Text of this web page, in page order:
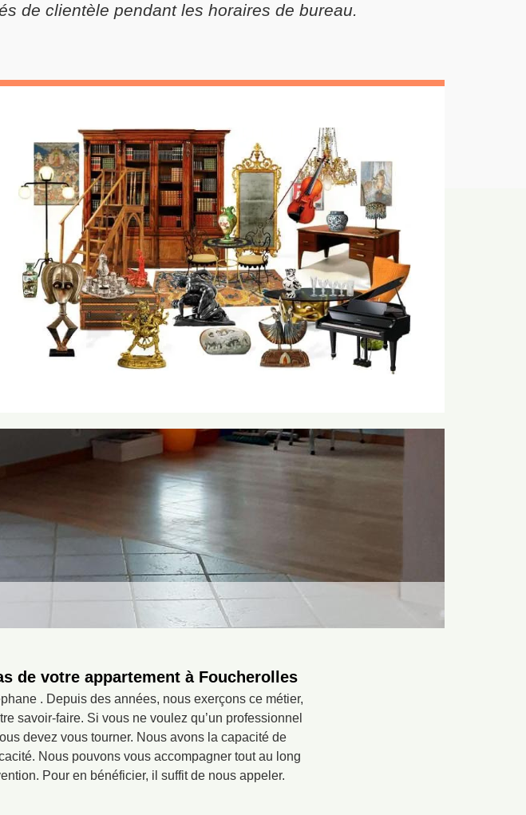
de clientèle pendant les horaires de bureau.
de votre appartement à Foucherolles
. Depuis des années, nous exerçons ce métier,
savoir-faire. Si vous ne voulez qu’un professionnel
devez vous tourner. Nous avons la capacité de
Nous pouvons vous accompagner tout au long
Pour en bénéficier, il suffit de nous appeler.